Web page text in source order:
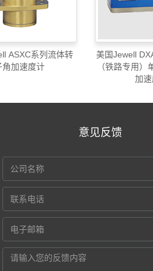
ASXC系列流体转
角加速度计
美国Jewell
（铁路专用）
加
意见反馈